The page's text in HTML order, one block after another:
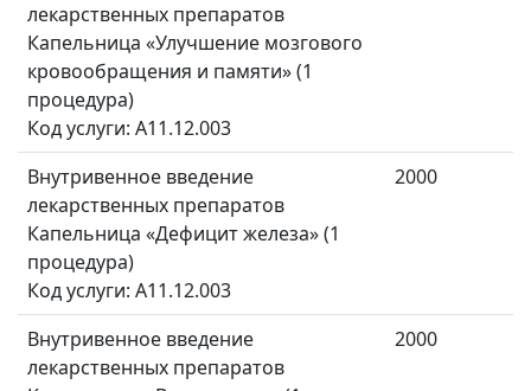
лекарственных препаратов
Капельница «Улучшение мозгового
кровообращения и памяти» (1
процедура)
Код услуги: A11.12.003
Внутривенное введение
лекарственных препаратов
Капельница «Дефицит железа» (1
процедура)
Код услуги: A11.12.003
2000
Внутривенное введение
лекарственных препаратов
2000